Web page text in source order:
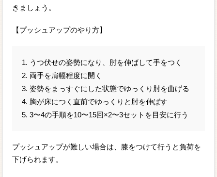
きましょう。
【プッシュアップのやり方】
1. うつ伏せの姿勢になり、肘を伸ばして手をつく
2. 両手を肩幅程度に開く
3. 姿勢をまっすぐにした状態でゆっくり肘を曲げる
4. 胸が床につく直前でゆっくりと肘を伸ばす
5. 3〜4の手順を10〜15回×2〜3セットを目安に行う
プッシュアップが難しい場合は、膝をつけて行うと負荷を
下げられます。